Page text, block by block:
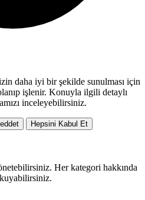
daha iyi bir şekilde sunulması için
işlenir. Konuyla ilgili detaylı
inceleyebilirsiniz.
Hepsini Kabul Et
Her kategori hakkında